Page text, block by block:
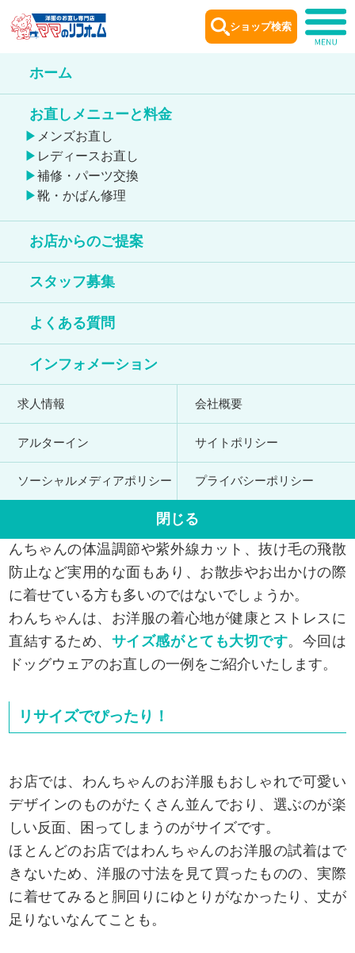
ホーム
お直しメニューと料金
メンズお直し
レディースお直し
補修・パーツ交換
靴・かばん修理
お店からのご提案
スタッフ募集
よくある質問
インフォメーション
求人情報 会社概要
アルターイン サイトポリシー
ソーシャルメディアポリシー プライバシーポリシー
閉じる
ショップ検索
お店からのご提案
Remake idea
ドッグウェアのお直し
幅出し
幅詰め
ママのリフォームでは、ドッグウェアもお直しでき
ることはご存じですか？
ドッグウェアは、単なるおしゃれさだけでなく、わ
んちゃんの体温調節や紫外線カット、抜け毛の飛散
防止など実用的な面もあり、お散歩やお出かけの際
に着せている方も多いのではないでしょうか。
わんちゃんは、お洋服の着心地が健康とストレスに
直結するため、 サイズ感がとても大切です。今回は
ドッグウェアのお直しの一例をご紹介いたします。
リサイズでぴったり！
お店では、わんちゃんのお洋服もおしゃれで可愛い
デザインのものがたくさん並んでおり、選ぶのが楽
しい反面、困ってしまうのがサイズです。
ほとんどのお店ではわんちゃんのお洋服の試着はで
きないため、洋服の寸法を見て買ったものの、実際
に着せてみると胴回りにゆとりがなかったり、丈が
足りないなんてことも。